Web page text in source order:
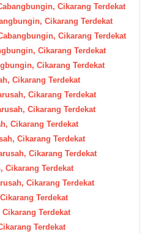
Cikarang Terdekat
Cikarang Terdekat
Cikarang Terdekat
Cikarang Terdekat
Cikarang Terdekat
Cikarang Terdekat
Cikarang Terdekat
Cikarang Terdekat
Cikarang Terdekat
Cikarang Terdekat
Cikarang Terdekat
Cikarang Terdekat
Cikarang Terdekat
Terdekat
Terdekat
Terdekat